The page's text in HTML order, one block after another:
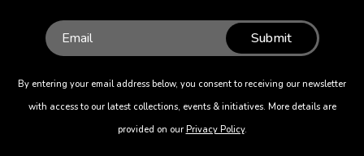
Submit
By entering your email address below, you consent to receiving our newsletter
with access to our latest collections, events & initiatives. More details are
provided on our Privacy Policy.